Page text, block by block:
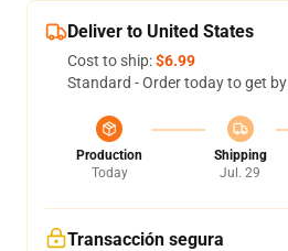
Deliver to United States
Cost to ship:$6.99
Standard - Order today to get by
Production
Today
Shipping
Jul. 29
Transacción segura